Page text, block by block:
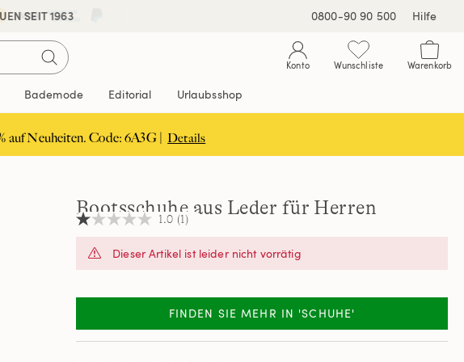
SEIT 1963 0800-90 90 500 Hilfe
Konto Wunschliste Warenkorb
Bademode Editorial Urlaubsshop
auf Neuheiten. Code: 6A3G | Details
Bootsschuhe aus Leder für Herren
1.0
a
Review.
1.0 (1)
Dieser Artikel ist leider nicht vorrätig
FINDEN SIE MEHR IN 'SCHUHE'